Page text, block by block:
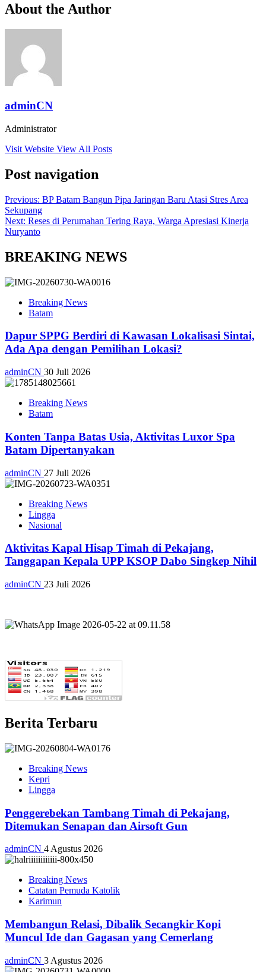
About the Author
adminCN
Administrator
Visit Website View All Posts
Post navigation
Previous: BP Batam Bangun Pipa Jaringan Baru Atasi Stres Area
Sekupang
Next: Reses di Perumahan Tering Raya, Warga Apresiasi Kinerja
Nuryanto
BREAKING NEWS
Breaking News
Batam
Dapur SPPG Berdiri di Kawasan Lokalisasi Sintai,
Ada Apa dengan Pemilihan Lokasi?
adminCN 30 Juli 2026
Breaking News
Batam
Konten Tanpa Batas Usia, Aktivitas Luxor Spa
Batam Dipertanyakan
adminCN 27 Juli 2026
Breaking News
Lingga
Nasional
Aktivitas Kapal Hisap Timah di Pekajang,
Tanggapan Kepala UPP KSOP Dabo Singkep Nihil
adminCN 23 Juli 2026
Berita Terbaru
Breaking News
Kepri
Lingga
Penggerebekan Tambang Timah di Pekajang,
Ditemukan Senapan dan Airsoft Gun
adminCN 4 Agustus 2026
Breaking News
Catatan Pemuda Katolik
Karimun
Membangun Relasi, Dibalik Secangkir Kopi
Muncul Ide dan Gagasan yang Cemerlang
adminCN 3 Agustus 2026